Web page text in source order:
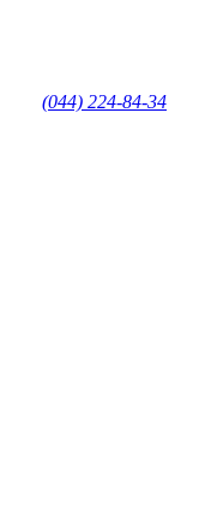
(044) 224-84-34